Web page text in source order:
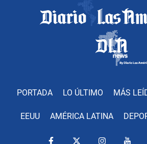
PORTADA LO ÚLTIMO MÁS
EEUU AMÉRICA LATINA